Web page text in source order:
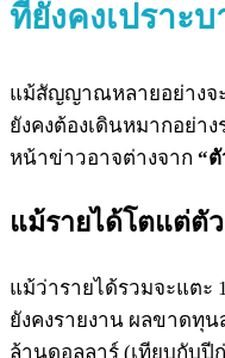
ที่ยังคงเปราะบ
แม้สัญญาณหลายอย่างจ
ยังคงต้องเดินหมากอย่าง
หน้าข่าวอาจต่างจาก “ตั
แม้รายได้โตแต่ตั
แม้ว่ารายได้รวมจะแตะ
ยังคงรายงาน ผลขาดทุน
ล้านดอลลาร์ (เทียบกับปี